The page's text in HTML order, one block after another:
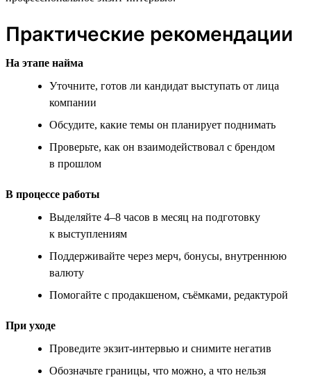
Практические рекомендации
На этапе найма
Уточните, готов ли кандидат выступать от лица
компании
Обсудите, какие темы он планирует поднимать
Проверьте, как он взаимодействовал с брендом
в прошлом
В процессе работы
Выделяйте 4–8 часов в месяц на подготовку
к выступлениям
Поддерживайте через мерч, бонусы, внутреннюю
валюту
Помогайте с продакшеном, съёмками, редактурой
При уходе
Проведите экзит-интервью и снимите негатив
Обозначьте границы, что можно, а что нельзя